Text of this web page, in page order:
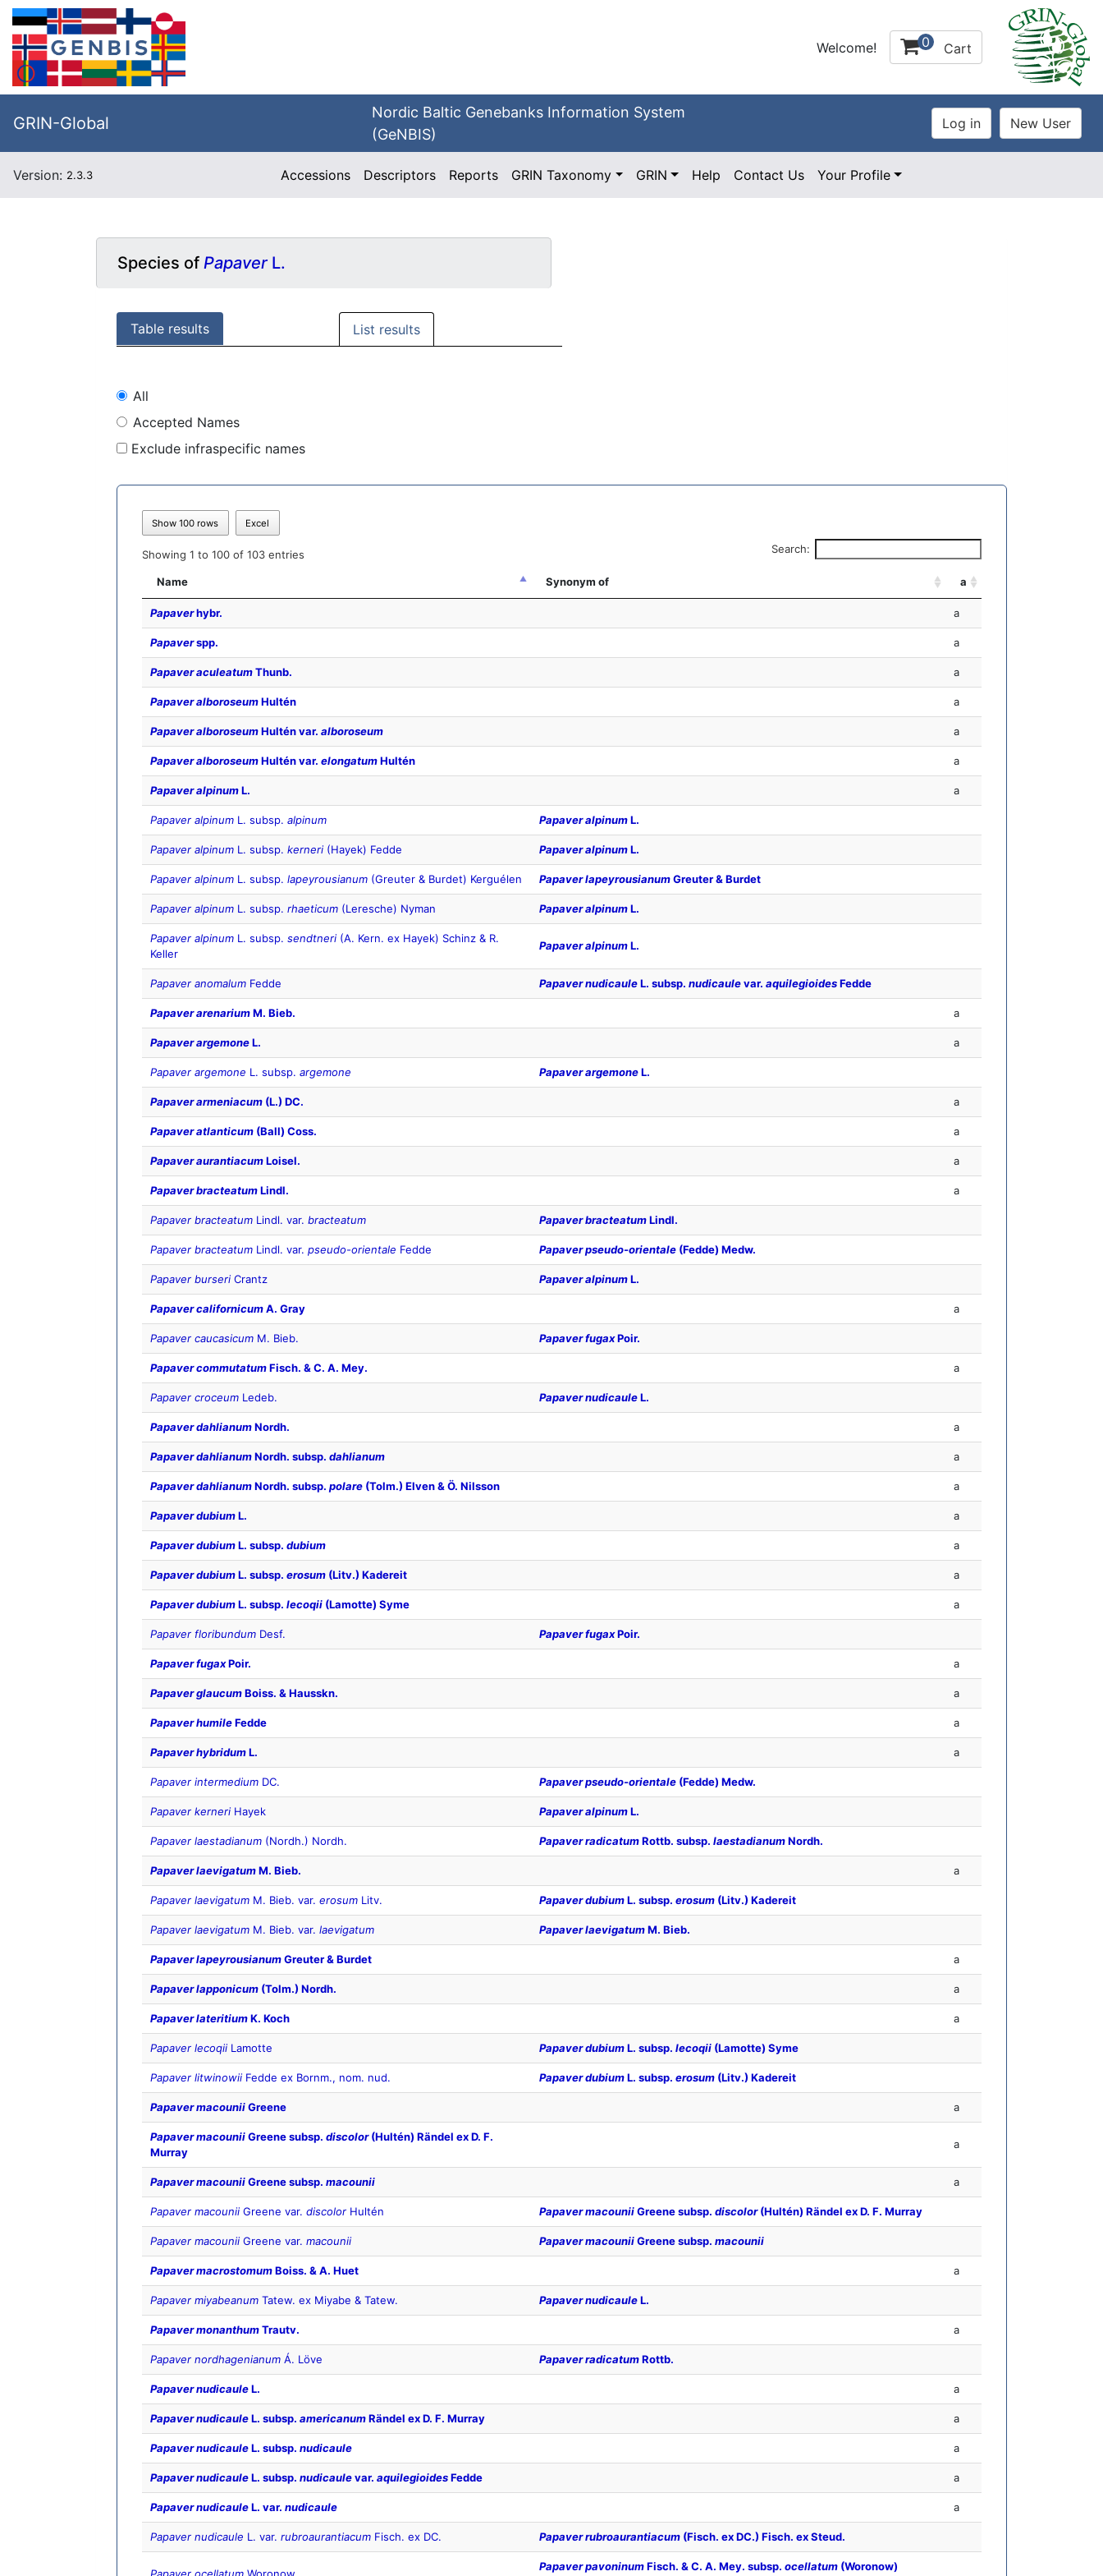
Welcome! 0 Cart
GRIN-Global
Nordic Baltic Genebanks Information System
(GeNBIS)
Version: 2.3.3 Accessions Descriptors Reports GRIN Taxonomy GRIN Help Contact Us Your Profile
Species of PapaverL.
Table results List results
All
Accepted Names
Exclude infraspecific names
Show 100 rows Excel
Showing 1 to 100 of 103 entries Search:
Name Synonym of a
Papaverhybr. a
Papaverspp. a
Papaver aculeatumThunb. a
Papaver alboroseumHultén a
Papaver alboroseumHultén var. alboroseum a
Papaver alboroseumHultén var. elongatumHultén a
Papaver alpinumL. a
Papaver alpinum L. subsp. alpinum Papaver alpinumL.
Papaver alpinum L. subsp. kerneri (Hayek) Fedde Papaver alpinumL.
Papaver alpinum L. subsp. lapeyrousianum (Greuter & Burdet) Kerguélen Papaver lapeyrousianumGreuter & Burdet
Papaver alpinum L. subsp. rhaeticum (Leresche) Nyman Papaver alpinumL.
Papaver alpinum L. subsp. sendtneri (A. Kern. ex Hayek) Schinz & R.
Keller
Papaver alpinumL.
Papaver anomalum Fedde Papaver nudicauleL. subsp. nudicaulevar. aquilegioidesFedde
Papaver arenariumM. Bieb. a
Papaver argemoneL. a
Papaver argemone L. subsp. argemone Papaver argemoneL.
Papaver armeniacum (L.) DC. a
Papaver atlanticum (Ball) Coss. a
Papaver aurantiacumLoisel. a
Papaver bracteatumLindl. a
Papaver bracteatum Lindl. var. bracteatum Papaver bracteatumLindl.
Papaver bracteatum Lindl. var. pseudo-orientale Fedde Papaver pseudo-orientale (Fedde) Medw.
Papaver burseri Crantz Papaver alpinumL.
Papaver californicumA. Gray a
Papaver caucasicum M. Bieb. Papaver fugaxPoir.
Papaver commutatumFisch. & C. A. Mey. a
Papaver croceum Ledeb. Papaver nudicauleL.
Papaver dahlianumNordh. a
Papaver dahlianumNordh. subsp. dahlianum a
Papaver dahlianumNordh. subsp. polare (Tolm.) Elven & Ö. Nilsson a
Papaver dubiumL. a
Papaver dubiumL. subsp. dubium a
Papaver dubiumL. subsp. erosum (Litv.) Kadereit a
Papaver dubiumL. subsp. lecoqii (Lamotte) Syme a
Papaver floribundum Desf. Papaver fugaxPoir.
Papaver fugaxPoir. a
Papaver glaucumBoiss. & Hausskn. a
Papaver humileFedde a
Papaver hybridumL. a
Papaver intermedium DC. Papaver pseudo-orientale (Fedde) Medw.
Papaver kerneri Hayek Papaver alpinumL.
Papaver laestadianum (Nordh.) Nordh. Papaver radicatumRottb. subsp. laestadianumNordh.
Papaver laevigatumM. Bieb. a
Papaver laevigatum M. Bieb. var. erosum Litv. Papaver dubiumL. subsp. erosum (Litv.) Kadereit
Papaver laevigatum M. Bieb. var. laevigatum Papaver laevigatumM. Bieb.
Papaver lapeyrousianumGreuter & Burdet a
Papaver lapponicum (Tolm.) Nordh. a
Papaver lateritiumK. Koch a
Papaver lecoqii Lamotte Papaver dubiumL. subsp. lecoqii (Lamotte) Syme
Papaver litwinowii Fedde ex Bornm., nom. nud. Papaver dubiumL. subsp. erosum (Litv.) Kadereit
Papaver macouniiGreene a
Papaver macouniiGreene subsp. discolor(Hultén) Rändel ex D. F.
Murray
a
Papaver macouniiGreene subsp. macounii a
Papaver macounii Greene var. discolor Hultén Papaver macouniiGreene subsp. discolor(Hultén) Rändel ex D. F. Murray
Papaver macounii Greene var. macounii Papaver macouniiGreene subsp. macounii
Papaver macrostomumBoiss. & A. Huet a
Papaver miyabeanum Tatew. ex Miyabe & Tatew. Papaver nudicauleL.
Papaver monanthumTrautv. a
Papaver nordhagenianum Á. Löve Papaver radicatumRottb.
Papaver nudicauleL. a
Papaver nudicauleL. subsp. americanumRändel ex D. F. Murray a
Papaver nudicauleL. subsp. nudicaule a
Papaver nudicauleL. subsp. nudicaulevar. aquilegioidesFedde a
Papaver nudicauleL. var. nudicaule a
Papaver nudicaule L. var. rubroaurantiacum Fisch. ex DC. Papaver rubroaurantiacum (Fisch. ex DC.) Fisch. ex Steud.
Papaver pavoninumFisch. & C. A. Mey. subsp. ocellatum (Woronow)